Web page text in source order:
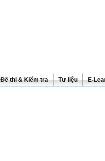
Đề thi & Kiểm tra Tư liệu E-